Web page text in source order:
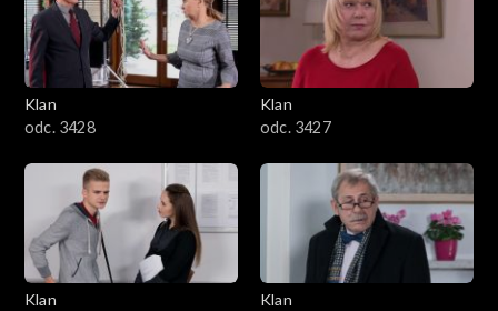
Klan
odc. 3428
Klan
odc. 3427
Klan
Klan